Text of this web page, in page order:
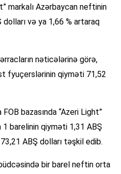
markalı Azərbaycan neftinin
və ya 1,66 % artaraq
nəticələrinə görə,
fyuçerslərinin qiyməti 71,52
bazasında “Azeri Light”
barelinin qiyməti 1,31 ABŞ
ABŞ dolları təşkil edib.
bir barel neftin orta